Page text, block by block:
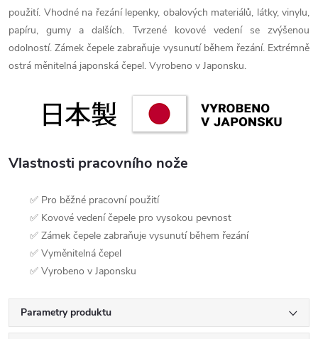
použití. Vhodné na řezání lepenky, obalových materiálů, látky, vinylu,
papíru, gumy a dalších. Tvrzené kovové vedení se zvýšenou
odolností. Zámek čepele zabraňuje vysunutí během řezání. Extrémně
ostrá měnitelná japonská čepel. Vyrobeno v Japonsku.
Vlastnosti pracovního nože
✅ Pro běžné pracovní použití
✅ Kovové vedení čepele pro vysokou pevnost
✅ Zámek čepele zabraňuje vysunutí během řezání
✅ Vyměnitelná čepel
✅ Vyrobeno v Japonsku
Parametry produktu